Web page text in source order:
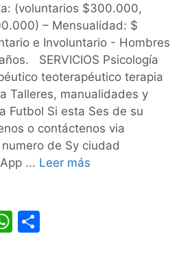
(voluntarios $300.000,
– Mensualidad: $
e Involuntario - Hombres
SERVICIOS Psicología
teoterapéutico terapia
Talleres, manualidades y
Futbol Si esta Ses de su
o contáctenos via
de Sy ciudad
... Leer más
W